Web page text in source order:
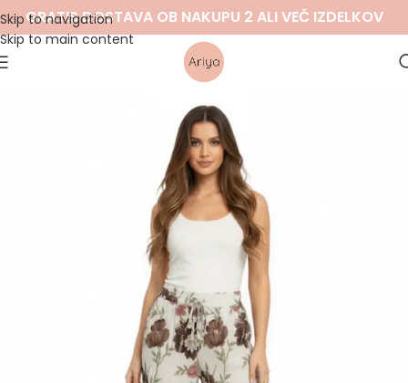
Skip to navigation
Skip to main content
GRATIS DOSTAVA OB NAKUPU 2 ALI VEČ IZDELKOV